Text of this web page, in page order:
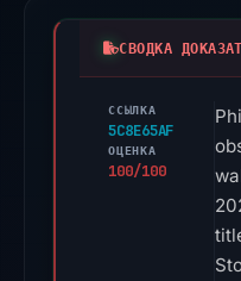
СВОДКА
ССЫЛКА
5C8E65AF
ОЦЕНКА
100/100